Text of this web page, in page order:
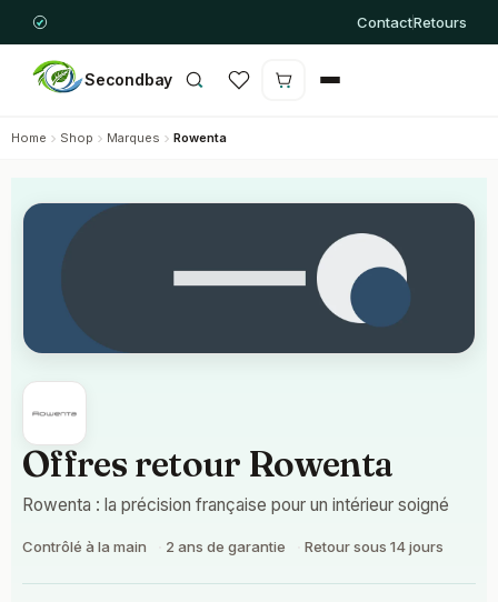
ContactRetours
Secondbay
Le panier est vide
Home Shop Marques Rowenta
Offres retour Rowenta
Rowenta : la précision française pour un intérieur soigné
Contrôlé à la main 2 ans de garantie Retour sous 14 jours